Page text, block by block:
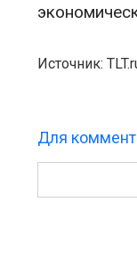
Источник:
Для